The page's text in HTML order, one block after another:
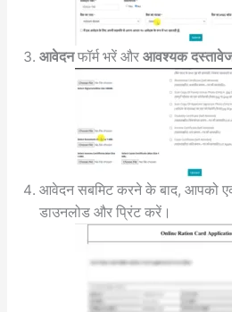
आवेदनफॉर्म भरें और आवश्यक
आवेदन सबमिट करने के बाद, आपको एक
डाउनलोड और प्रिंट करें।